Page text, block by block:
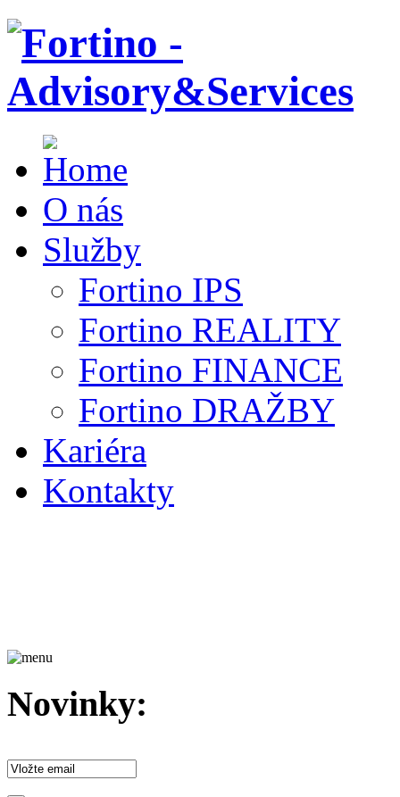
O nás
Služby
Fortino IPS
Fortino REALITY
Fortino FINANCE
Fortino DRAŽBY
Kariéra
Kontakty
Novinky: